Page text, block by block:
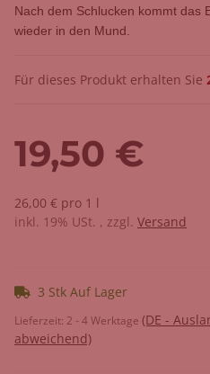
Nach dem Schlucken kommt das
wieder in den Mund.
Für dieses Produkt erhalten Sie
19,50 €
26,00 € pro 1 l
inkl. 19% USt. , zzgl. Versand
3 Stk Auf Lager
Lieferzeit: 2 - 4 Werktage (DE -
abweichend)